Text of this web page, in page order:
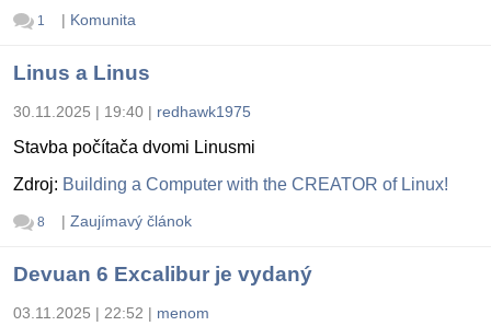
1 | Komunita
Linus a Linus
30.11.2025 | 19:40 | redhawk1975
Stavba počítača dvomi Linusmi
Zdroj: Building a Computer with the CREATOR of Linux!
8 | Zaujímavý článok
Devuan 6 Excalibur je vydaný
03.11.2025 | 22:52 | menom